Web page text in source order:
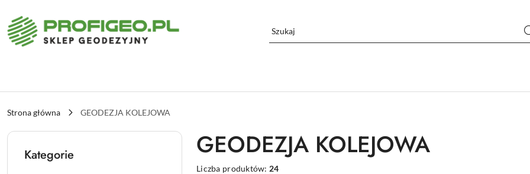
Strona główna GEODEZJA KOLEJOWA
Kategorie GEODEZJA KOLEJOWA
Liczba produktów: 24